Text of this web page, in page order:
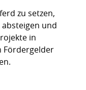
zu setzen,
und
in
Fördergelder